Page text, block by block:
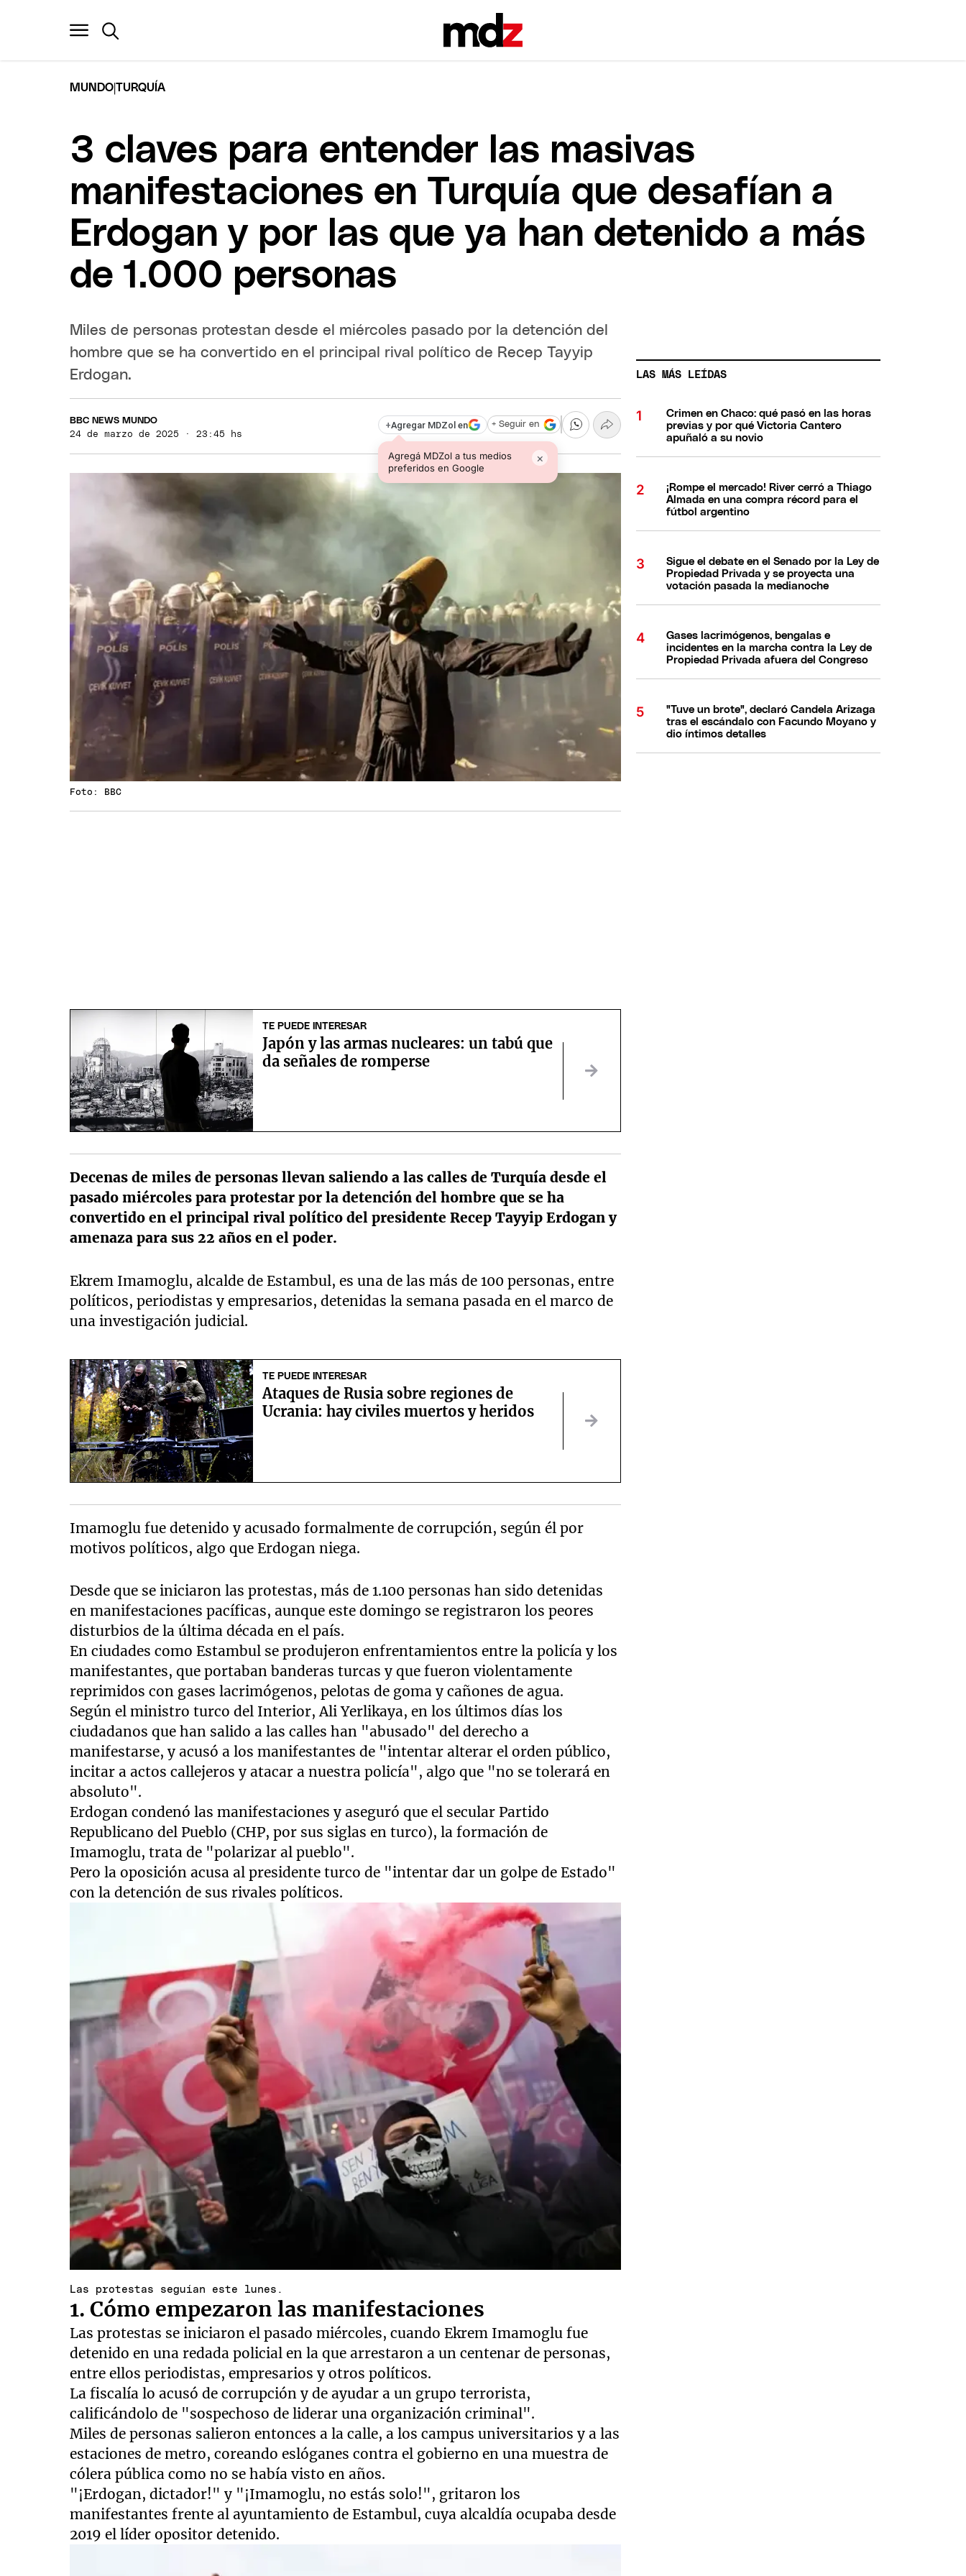
MUNDO|TURQUÍA
3 claves para entender las masivas
manifestaciones en Turquía que desafían a
Erdogan y por las que ya han detenido a más
de 1.000 personas
Miles de personas protestan desde el miércoles pasado por la detención del
hombre que se ha convertido en el principal rival político de Recep Tayyip
Erdogan.
BBC NEWS MUNDO
24 de marzo de 2025 · 23:45 hs
+Agregar MDZol en
Agregá MDZol a tus medios
preferidos en Google
×
+ Seguir en
Foto: BBC
TE PUEDE INTERESAR
Japón y las armas nucleares: un tabú que
da señales de romperse
Decenas de miles de personas llevan saliendo a las calles de Turquía desde el
pasado miércoles para protestar por la detención del hombre que se ha
convertido en el principal rival político del presidente Recep Tayyip Erdogan y
amenaza para sus 22 años en el poder.
Ekrem Imamoglu, alcalde de Estambul, es una de las más de 100 personas, entre
políticos, periodistas y empresarios, detenidas la semana pasada en el marco de
una investigación judicial.
TE PUEDE INTERESAR
Ataques de Rusia sobre regiones de
Ucrania: hay civiles muertos y heridos
Imamoglu fue detenido y acusado formalmente de corrupción, según él por
motivos políticos, algo que Erdogan niega.
Desde que se iniciaron las protestas, más de 1.100 personas han sido detenidas
en manifestaciones pacíficas, aunque este domingo se registraron los peores
disturbios de la última década en el país.
En ciudades como Estambul se produjeron enfrentamientos entre la policía y los
manifestantes, que portaban banderas turcas y que fueron violentamente
reprimidos con gases lacrimógenos, pelotas de goma y cañones de agua.
Según el ministro turco del Interior, Ali Yerlikaya, en los últimos días los
ciudadanos que han salido a las calles han "abusado" del derecho a
manifestarse, y acusó a los manifestantes de "intentar alterar el orden público,
incitar a actos callejeros y atacar a nuestra policía", algo que "no se tolerará en
absoluto".
Erdogan condenó las manifestaciones y aseguró que el secular Partido
Republicano del Pueblo (CHP, por sus siglas en turco), la formación de
Imamoglu, trata de "polarizar al pueblo".
Pero la oposición acusa al presidente turco de "intentar dar un golpe de Estado"
con la detención de sus rivales políticos.
Las protestas seguían este lunes.
1. Cómo empezaron las manifestaciones
Las protestas se iniciaron el pasado miércoles, cuando Ekrem Imamoglu fue
detenido en una redada policial en la que arrestaron a un centenar de personas,
entre ellos periodistas, empresarios y otros políticos.
La fiscalía lo acusó de corrupción y de ayudar a un grupo terrorista,
calificándolo de "sospechoso de liderar una organización criminal".
Miles de personas salieron entonces a la calle, a los campus universitarios y a las
estaciones de metro, coreando eslóganes contra el gobierno en una muestra de
cólera pública como no se había visto en años.
"¡Erdogan, dictador!" y "¡Imamoglu, no estás solo!", gritaron los
manifestantes frente al ayuntamiento de Estambul, cuya alcaldía ocupaba desde
2019 el líder opositor detenido.
LAS MÁS LEÍDAS
Crimen en Chaco: qué pasó en las horas
previas y por qué Victoria Cantero
apuñaló a su novio
¡Rompe el mercado! River cerró a Thiago
Almada en una compra récord para el
fútbol argentino
Sigue el debate en el Senado por la Ley de
Propiedad Privada y se proyecta una
votación pasada la medianoche
Gases lacrimógenos, bengalas e
incidentes en la marcha contra la Ley de
Propiedad Privada afuera del Congreso
"Tuve un brote", declaró Candela Arizaga
tras el escándalo con Facundo Moyano y
dio íntimos detalles